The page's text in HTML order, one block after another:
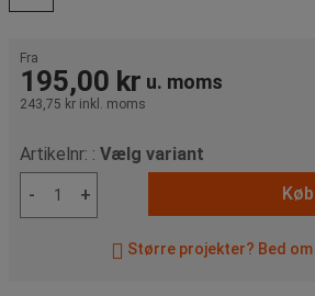
Fra
195,00 kr u. moms
243,75 kr inkl. moms
Artikelnr: : Vælg variant
-
+
Større projekter? Bed